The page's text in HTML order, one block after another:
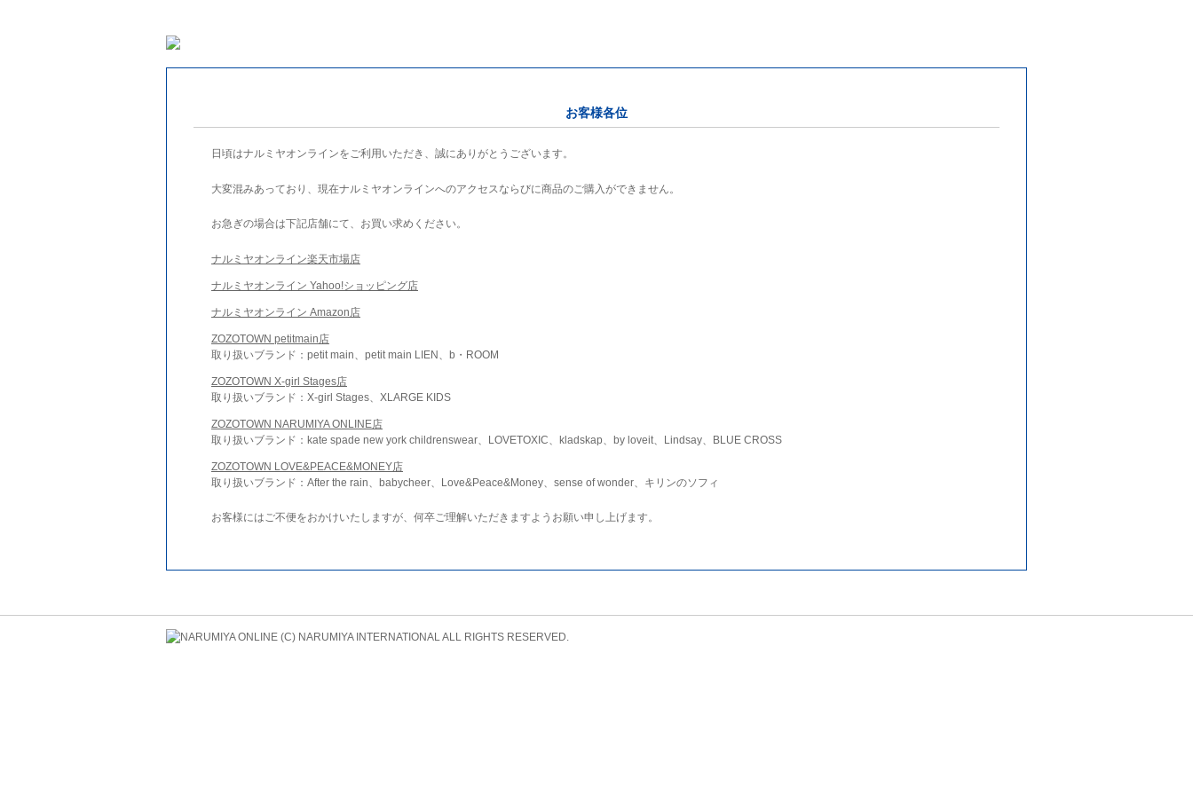
お客様各位
日頃はナルミヤオンラインをご利用いただき、誠にありがとうございます。
大変混みあっており、現在ナルミヤオンラインへのアクセスならびに商品のご購入ができません。
お急ぎの場合は下記店舗にて、お買い求めください。
ナルミヤオンライン楽天市場店
ナルミヤオンライン Yahoo!ショッピング店
ナルミヤオンライン Amazon店
ZOZOTOWN petitmain店
取り扱いブランド：petit main、petit main LIEN、b・ROOM
ZOZOTOWN X-girl Stages店
取り扱いブランド：X-girl Stages、XLARGE KIDS
ZOZOTOWN NARUMIYA ONLINE店
取り扱いブランド：kate spade new york childrenswear、LOVETOXIC、kladskap、by loveit、Lindsay、BLUE CROSS
ZOZOTOWN LOVE&PEACE&MONEY店
取り扱いブランド：After the rain、babycheer、Love&Peace&Money、sense of wonder、キリンのソフィ
お客様にはご不便をおかけいたしますが、何卒ご理解いただきますようお願い申し上げます。